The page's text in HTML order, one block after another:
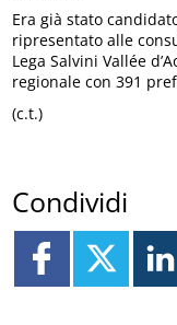
Era già stato
ripresentato alle
Lega Salvini Vallée
regionale con 391
(c.t.)
Condividi